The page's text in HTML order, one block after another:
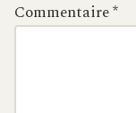
Commentaire*